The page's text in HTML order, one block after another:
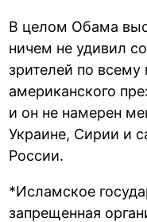
В целом Обама
ничем не удивил
зрителей по
американского
и он не намерен
Украине, Сирии и
России.
*Исламское
запрещенная